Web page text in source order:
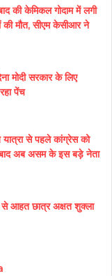
की केमिकल गोदाम में लगी
मौत, सीएम केसीआर ने
मोदी सरकार के लिए
पेंच
से पहले कांग्रेस को
अब असम के इस बड़े नेता
से आहत छात्र अक्षत शुक्ला